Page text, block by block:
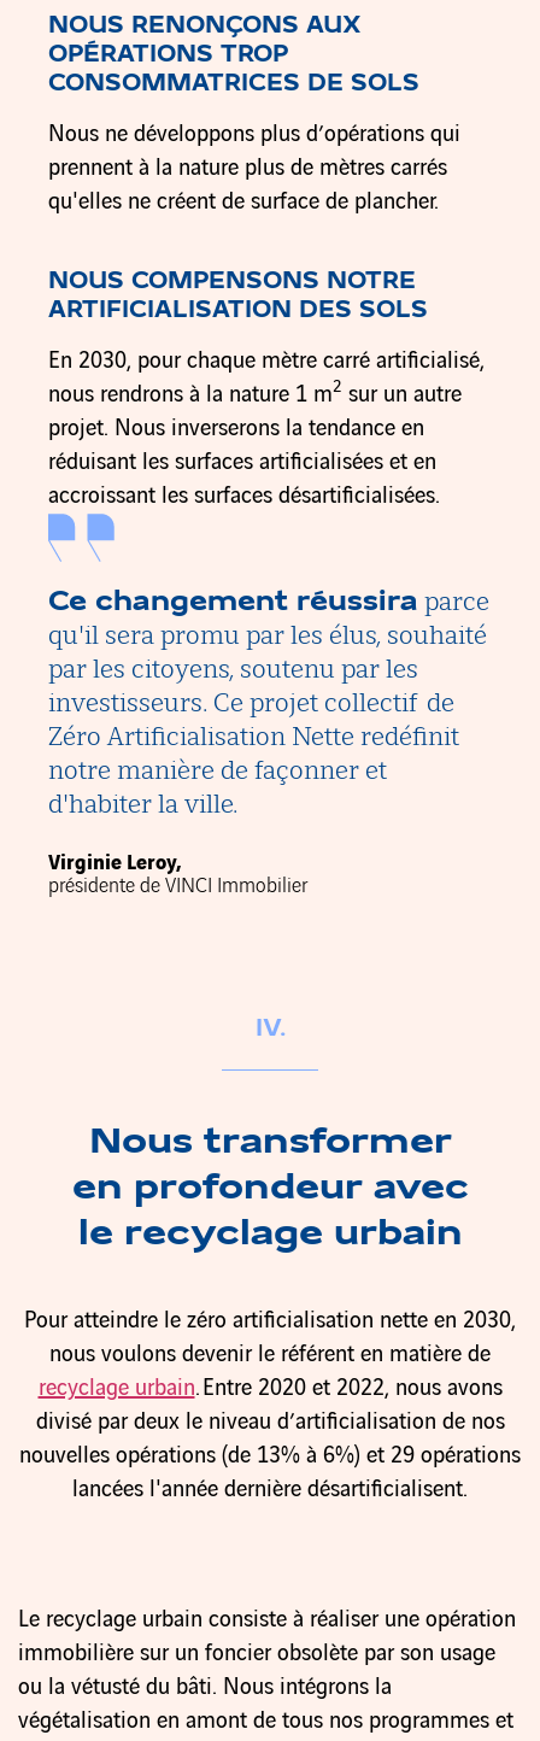
NOUS RENONÇONS AUX
OPÉRATIONS TROP
CONSOMMATRICES DE SOLS
Nous ne développons plus d’opérations qui
prennent à la nature plus de mètres carrés
qu'elles ne créent de surface de plancher.
NOUS COMPENSONS NOTRE
ARTIFICIALISATION DES SOLS
En 2030, pour chaque mètre carré artificialisé,
nous rendrons à la nature 1 m2 sur un autre
projet. Nous inverserons la tendance en
réduisant les surfaces artificialisées et en
accroissant les surfaces désartificialisées.
Ce changement réussira parce
qu'il sera promu par les élus, souhaité
par les citoyens, soutenu par les
investisseurs. Ce projet collectif de
Zéro Artificialisation Nette redéfinit
notre manière de façonner et
d'habiter la ville.
Virginie Leroy,
présidente de VINCI Immobilier
IV.
Nous transformer
en profondeur avec
le recyclage urbain
Pour atteindre le zéro artificialisation nette en 2030,
nous voulons devenir le référent en matière de
recyclage urbain. Entre 2020 et 2022, nous avons
divisé par deux le niveau d’artificialisation de nos
nouvelles opérations (de 13% à 6%) et 29 opérations
lancées l'année dernière désartificialisent.
Le recyclage urbain consiste à réaliser une opération
immobilière sur un foncier obsolète par son usage
ou la vétusté du bâti. Nous intégrons la
végétalisation en amont de tous nos programmes et